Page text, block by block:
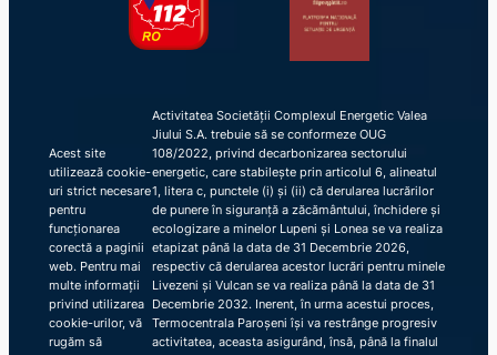
Acest site
utilizează cookie-
uri strict necesare
pentru
funcționarea
corectă a paginii
web. Pentru mai
multe informații
privind utilizarea
cookie-urilor, vă
rugăm să
Activitatea Societății Complexul Energetic Valea
Jiului S.A. trebuie să se conformeze OUG
108/2022, privind decarbonizarea sectorului
energetic, care stabilește prin articolul 6, alineatul
1, litera c, punctele (i) și (ii) că derularea lucrărilor
de punere în siguranță a zăcământului, închidere și
ecologizare a minelor Lupeni și Lonea se va realiza
etapizat până la data de 31 Decembrie 2026,
respectiv că derularea acestor lucrări pentru minele
Livezeni și Vulcan se va realiza până la data de 31
Decembrie 2032. Inerent, în urma acestui proces,
Termocentrala Paroșeni își va restrânge progresiv
activitatea, aceasta asigurând, însă, până la finalul